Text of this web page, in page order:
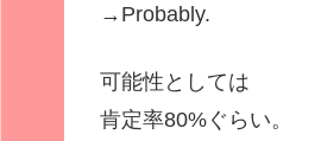
→ Probably.
可能性としては
肯定率80%ぐらい。